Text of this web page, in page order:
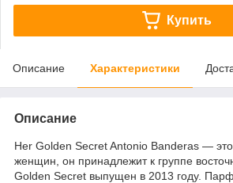
Купить
Описание Характеристики
Описание
Her Golden Secret Antonio Banderas —
женщин, он принадлежит к группе
Golden Secret выпущен в 2013 году.